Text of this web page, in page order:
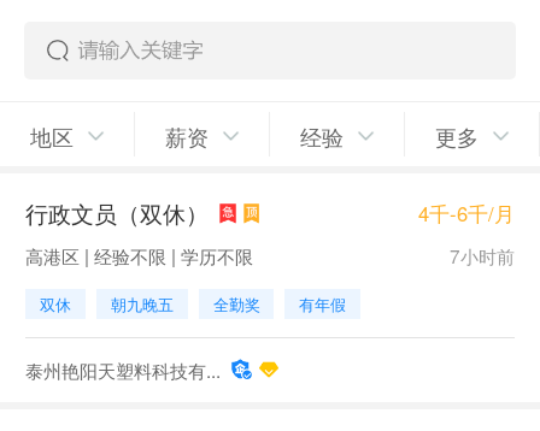
地区 薪资 经验 更多
行政文员（双休） 4千-6千/月
高港区 | 经验不限 | 学历不限 7小时前
双休 朝九晚五 全勤奖 有年假
泰州艳阳天塑料科技有...